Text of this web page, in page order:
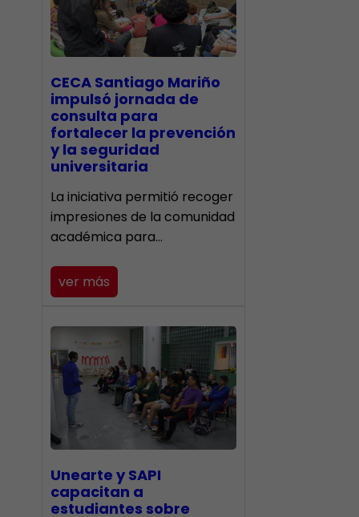
CECA Santiago Mariño
impulsó jornada de
consulta para
fortalecer la prevención
y la seguridad
universitaria
La iniciativa permitió recoger
impresiones de la comunidad
académica para…
ver más
Unearte y SAPI
capacitan a
estudiantes sobre